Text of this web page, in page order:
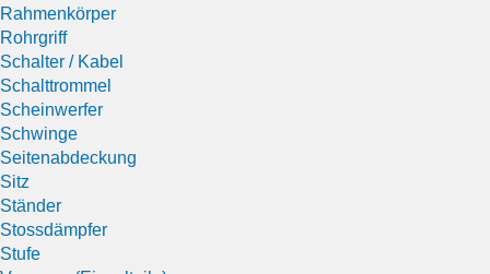
Rahmenkörper
Rohrgriff
Schalter / Kabel
Schalttrommel
Scheinwerfer
Schwinge
Seitenabdeckung
Sitz
Ständer
Stossdämpfer
Stufe